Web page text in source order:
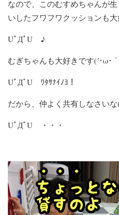
なので、このむすめちゃんが
いしたフワフワクッションも
UﾟДﾟU ♪
むぎちゃんも大好きです(´･ω･
UﾟДﾟU ﾜﾀｻﾅｲﾉﾖ！
だから、仲よく共有しなさい
UﾟДﾟU ・・・